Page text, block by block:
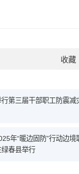
收藏
行第三届干部职工防震减
年“暖边固防”行动边
绿春县举行